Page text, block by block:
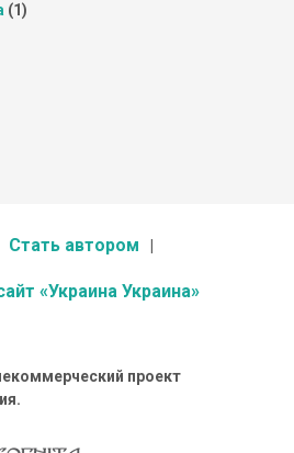
(1)
Стать автором
«Украина Украина»
проект